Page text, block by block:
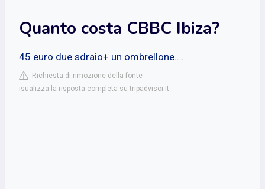
Quanto costa CBBC Ibiza?
45 euro due sdraio+ un ombrellone....
Richiesta di rimozione della fonte
isualizza la risposta completa su tripadvisor.it